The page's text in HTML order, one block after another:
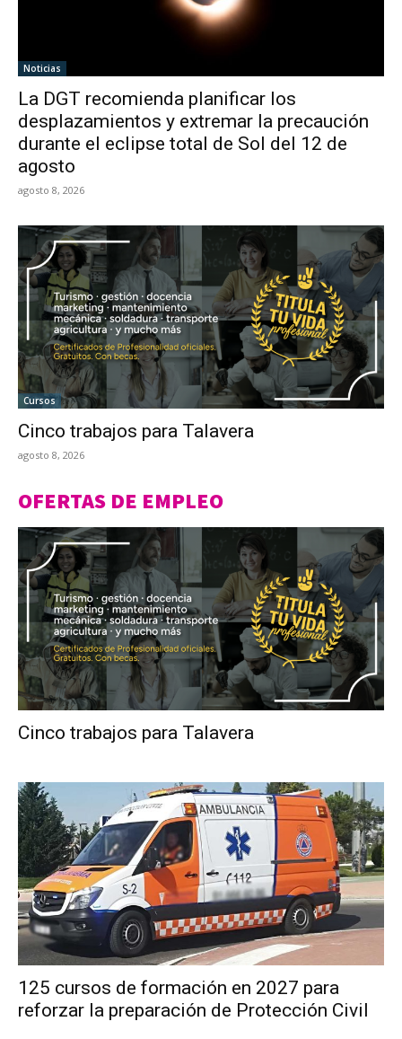
Noticias
La DGT recomienda planificar los
desplazamientos y extremar la precaución
durante el eclipse total de Sol del 12 de
agosto
agosto 8, 2026
Cursos
Cinco trabajos para Talavera
agosto 8, 2026
OFERTAS DE EMPLEO
Cinco trabajos para Talavera
125 cursos de formación en 2027 para
reforzar la preparación de Protección Civil